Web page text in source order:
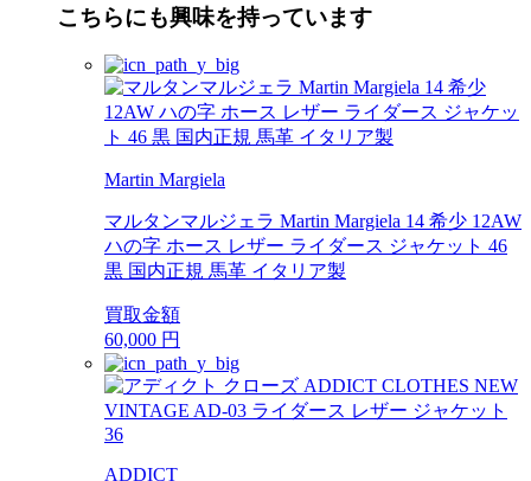
こちらにも興味を持っています
Martin Margiela
マルタンマルジェラ Martin Margiela 14 希少 12AW
ハの字 ホース レザー ライダース ジャケット 46
黒 国内正規 馬革 イタリア製
買取金額
60,000 円
ADDICT